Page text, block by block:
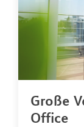
Große
Office